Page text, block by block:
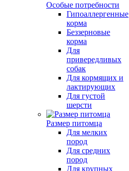
Особые потребности
Гипоаллергенные
корма
Беззерновые
корма
Для
привередливых
собак
Для кормящих и
лактирующих
Для густой
шерсти
Размер питомца
Для мелких
пород
Для средних
пород
Для крупных